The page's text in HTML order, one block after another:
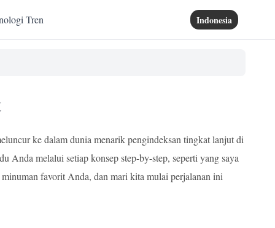
Tren Indonesia
ke dalam dunia menarik pengindeksan tingkat lanjut di
Anda melalui setiap konsep step-by-step, seperti yang saya
favorit Anda, dan mari kita mulai perjalanan ini